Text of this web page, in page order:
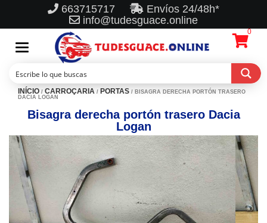
663715717
Envíos 24/48h*
info@tudesguace.online
Toggle
navigation
0
INÍCIO / CARROÇARIA / PORTAS / BISAGRA DERECHA PORTÓN TRASERO
DACIA LOGAN
Bisagra derecha portón trasero Dacia
Logan